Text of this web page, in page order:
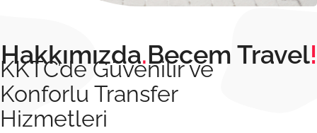
Hakkımızda.Becem Travel!
KKTC’de Güvenilir ve
Konforlu Transfer
Hizmetleri